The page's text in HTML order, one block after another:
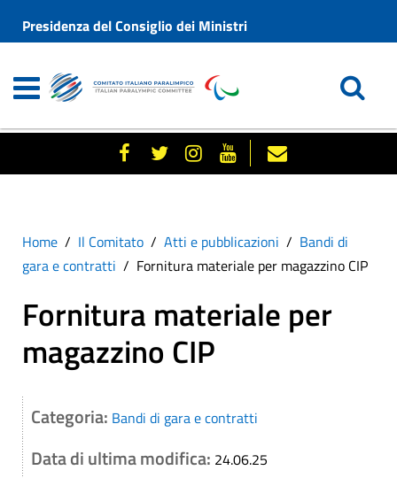
Presidenza del Consiglio dei Ministri
Home Il Comitato Atti e pubblicazioni
Bandi di
gara e contratti
Fornitura materiale per magazzino CIP
Fornitura materiale per
magazzino CIP
Categoria: Bandi di gara e contratti
Data di ultima modifica: 24.06.25